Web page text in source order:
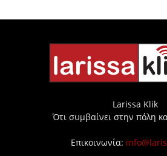
Larissa Klik
Ότι συμβαίνει στην πόλη
Επικοινωνία: